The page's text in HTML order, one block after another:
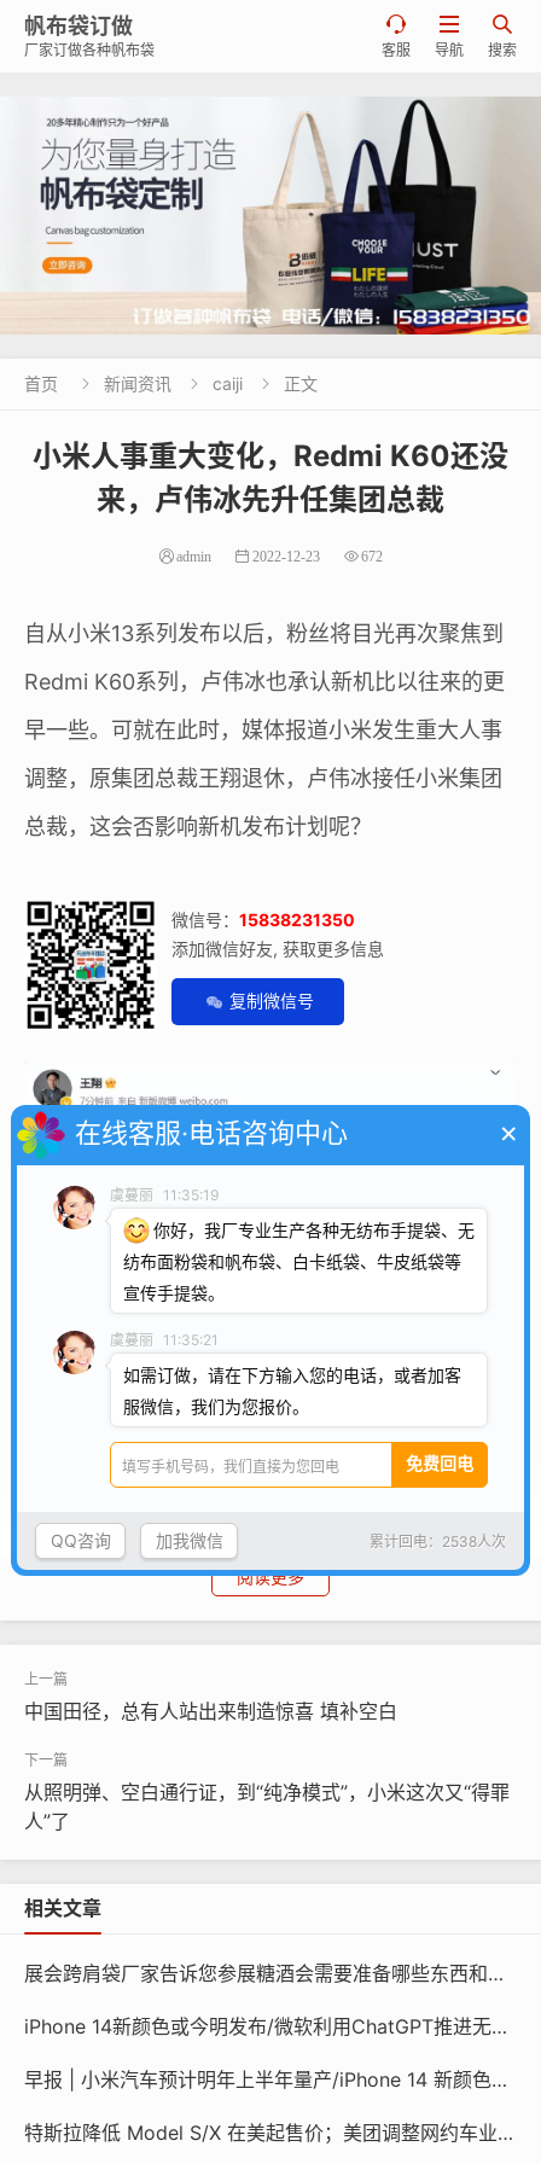
帆布袋订做
厂家订做各种帆布袋

搜索

导航

客服
首页  新闻资讯  caiji  正文
小米人事重大变化，Redmi K60还没
来，卢伟冰先升任集团总裁
admin 2022-12-23 672
自从小米13系列发布以后，粉丝将目光再次聚焦到
Redmi K60系列，卢伟冰也承认新机比以往来的更
早一些。可就在此时，媒体报道小米发生重大人事
调整，原集团总裁王翔退休，卢伟冰接任小米集团
总裁，这会否影响新机发布计划呢？
微信号： 15838231350
添加微信好友, 获取更多信息
复制微信号
2月30日正式退休，届时不再担任小米集团的具体
事务，为此内部专门举办了欢送Party。
可能大家不太熟悉王翔，其实这才是隐藏在幕后的
“英雄”，自2015年7月加入小米之后，先后担任小米
集团高级总裁、国际部总裁，为小米在全球业务拓
阅读更多
中国田径，总有人站出来制造惊喜 填补空白
从照明弹、空白通行证，到“纯净模式”，小米这次又“得罪
人”了
相关文章
展会跨肩袋厂家告诉您参展糖酒会需要准备哪些东西和物品？
iPhone 14新颜色或今明发布/微软利用ChatGPT推进无代码开发/ 京东百亿补贴商品不支持价保
早报 | 小米汽车预计明年上半年量产/iPhone 14 新颜色或今明推出/华为辟谣出售手机业务
特斯拉降低 Model S/X 在美起售价；美团调整网约车业务；微软将 ChatGPT 整合至旗下多个产品
在线客服·电话咨询中心 ×
虞蔓丽 11:35:19
你好，我厂专业生产各种无纺布手提袋、无
纺布面粉袋和帆布袋、白卡纸袋、牛皮纸袋等
宣传手提袋。
虞蔓丽 11:35:21
如需订做，请在下方输入您的电话，或者加客
服微信，我们为您报价。
累计回电：2538人次
QQ咨询 加我微信